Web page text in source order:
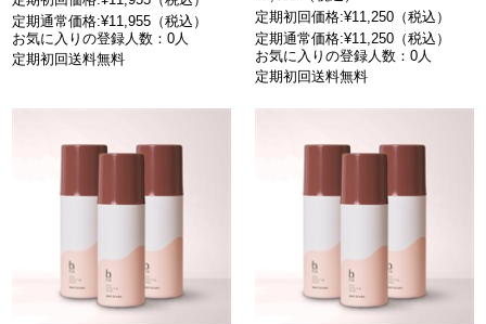
定期通常価格:¥11,955（税込）
お気に入りの登録人数：0人
定期初回送料無料
定期初回価格:¥11,250（税込）
定期通常価格:¥11,250（税込）
お気に入りの登録人数：0人
定期初回送料無料